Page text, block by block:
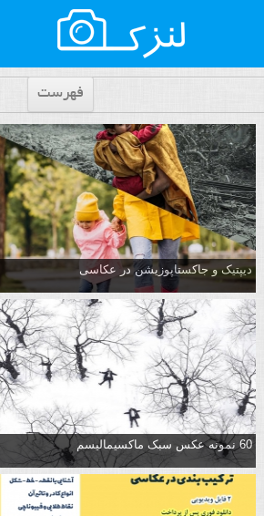
فهرست
دیپتیک و جاکستا‌پوزیشن در عکاسی
60 نمونه عکس سبک ماکسیمالیسم